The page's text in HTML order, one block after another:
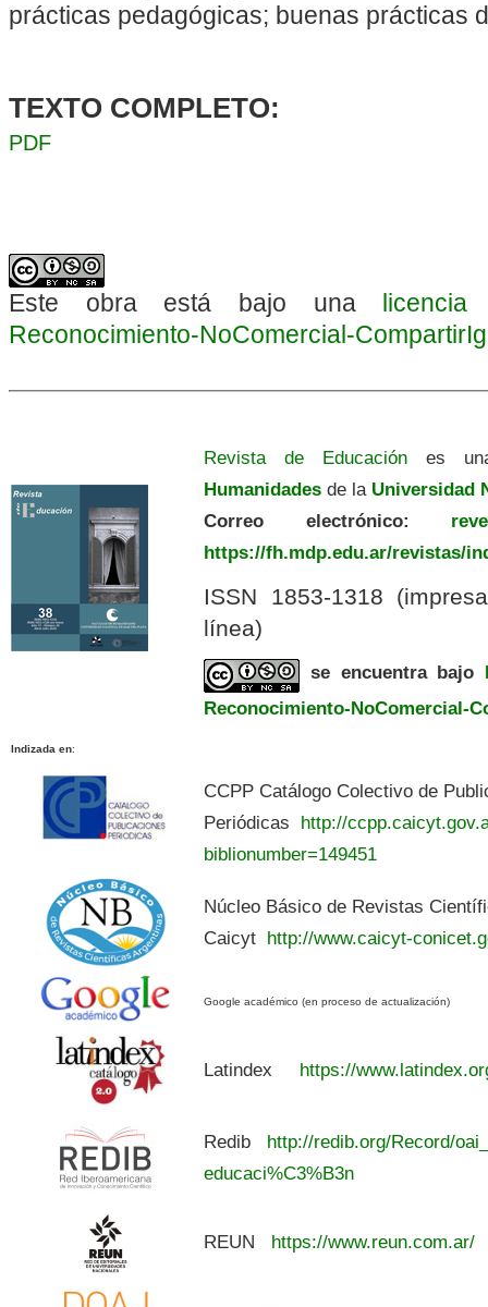
prácticas pedagógicas; buenas prácticas
TEXTO COMPLETO:
PDF
Este obra está bajo una
Reconocimiento-NoComercial-
Revista de Educación es
Humanidades de la Universidad
Correo electrónico:
https://fh.mdp.edu.ar/revistas/
ISSN 1853-1318
línea)
se encuentra bajo
Reconocimiento-NoComercial-
Indizada en:
CCPP Catálogo Colectivo de
Periódicas http://
biblionumber=149451
Núcleo Básico de Revistas
Caicyt http://www.caicyt-
Google académico (en proceso de actualización)
Latindex https://
Redib
http://redib.org/Record/
educaci%C3%B3n
REUN https://www.reun.com.ar/